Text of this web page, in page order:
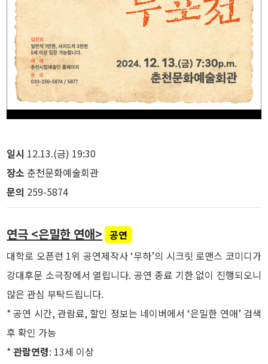
일시 12.13.(금) 19:30
장소 춘천문화예술회관
문의 259-5874
연극 <은밀한 연애> 공연
대학로 오픈런 1위 공연제작사 ‘무하’의 시크릿 로맨스 코미디가
강대후문 소극장에서 열립니다. 공연 종료 기한 없이 진행되오니
많은 관심 부탁드립니다.
* 공연 시간, 관람료, 할인 정보는 네이버에서 ‘은밀한 연애’ 검색
후 확인 가능
*관람연령: 13세 이상